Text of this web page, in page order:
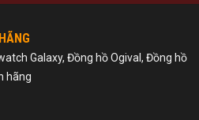
Galaxy, Đồng hồ Ogival, Đồng hồ
hãng